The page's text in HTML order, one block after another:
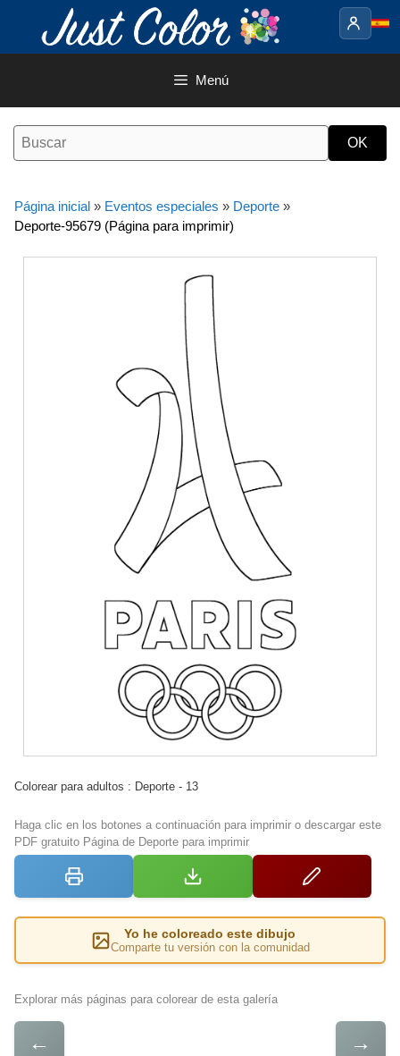
contenido
Menú
Página inicial » Eventos especiales » Deporte »
Deporte-95679 (Página para imprimir)
Colorear para adultos : Deporte - 13
Haga clic en los botones a continuación para imprimir o descargar este
PDF gratuito Página de Deporte para imprimir
Yo he coloreado este dibujo
Comparte tu versión con la comunidad
Explorar más páginas para colorear de esta galería
← →